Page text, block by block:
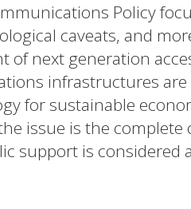
Policy
caveats, and
next generation
infrastructures are
for sustainable
issue is the
support is considered
market forces exist
and